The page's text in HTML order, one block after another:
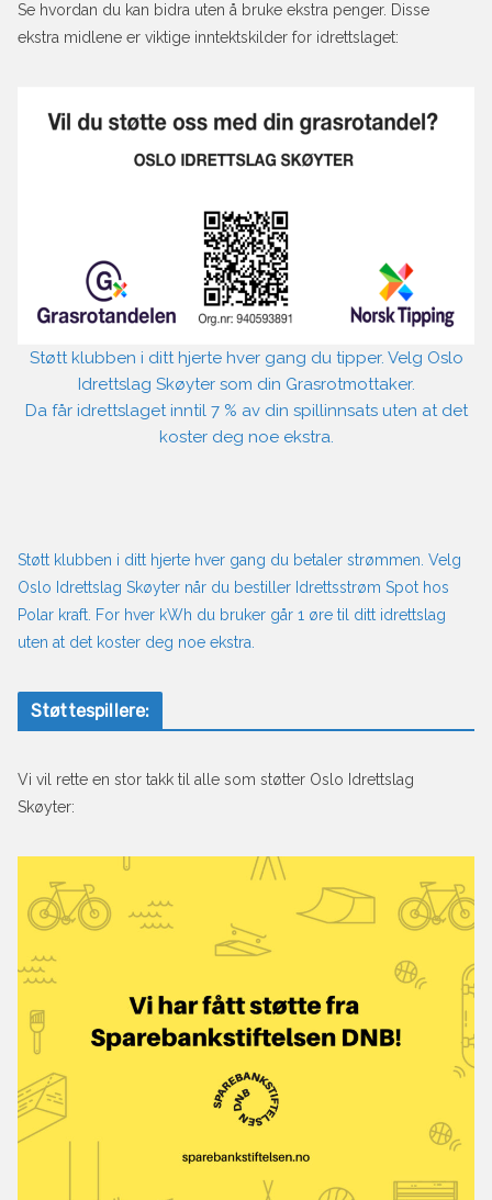
Se hvordan du kan bidra uten å bruke ekstra penger. Disse
ekstra midlene er viktige inntektskilder for idrettslaget:
Støtt klubben i ditt hjerte hver gang du tipper. Velg Oslo
Idrettslag Skøyter som din Grasrotmottaker.
Da får idrettslaget inntil 7 % av din spillinnsats uten at det
koster deg noe ekstra.
Støtt klubben i ditt hjerte hver gang du betaler strømmen. Velg
Oslo Idrettslag Skøyter når du bestiller Idrettsstrøm Spot hos
Polar kraft. For hver kWh du bruker går 1 øre til ditt idrettslag
uten at det koster deg noe ekstra.
Støttespillere:
Vi vil rette en stor takk til alle som støtter Oslo Idrettslag
Skøyter: